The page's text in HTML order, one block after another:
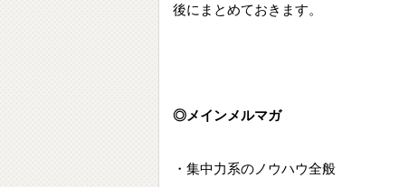
後にまとめておきます。
◎メインメルマガ
・集中力系のノウハウ全般